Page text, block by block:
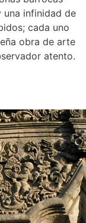
una infinidad de
cada uno
obra de arte
atento.